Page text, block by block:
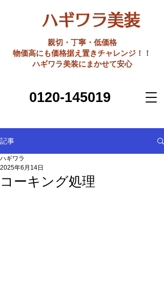
ハギワラ美装
親切・丁寧・低価格
​物価高にも価格据え置きチャレンジ！！
ハギワラ美装にまかせて安心
0120-145019
記事
コーキング処理
ハギワラ
2025年6月14日